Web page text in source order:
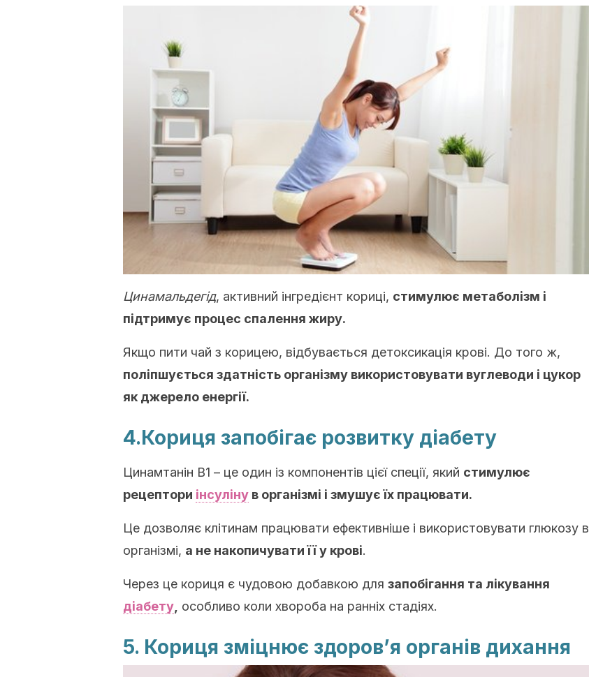
Цинамальдегід, активний інгредієнт кориці, стимулює метаболізм і
підтримує процес спалення жиру.
Якщо пити чай з корицею, відбувається детоксикація крові. До того ж,
поліпшується здатність організму використовувати вуглеводи і цукор
як джерело енергії.
4.Кориця запобігає розвитку діабету
Цинамтанін В1 – це один із компонентів цієї спеції, який стимулює
рецептори інсуліну в організмі і змушує їх працювати.
Це дозволяє клітинам працювати ефективніше і використовувати глюкозу в
організмі, а не накопичувати її у крові.
Через це кориця є чудовою добавкою для запобігання та лікування
діабету особливо коли хвороба на ранніх стадіях.
5. Кориця зміцнює здоров’я органів дихання